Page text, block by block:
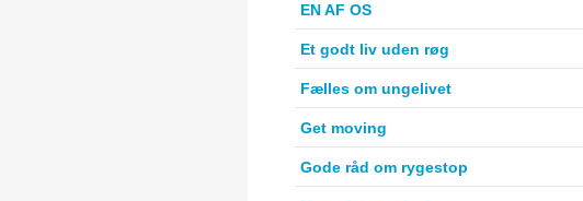
EN AF OS
Et godt liv uden røg
Fælles om ungelivet
Get moving
Gode råd om rygestop